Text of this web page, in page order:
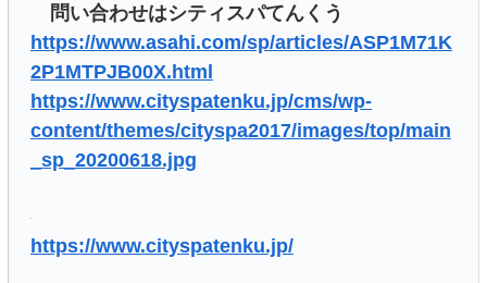
問い合わせはシティスパてんくう
https://www.asahi.com/sp/articles/ASP1M71K
2P1MTPJB00X.html
https://www.cityspatenku.jp/cms/wp-
content/themes/cityspa2017/images/top/main
_sp_20200618.jpg
https://www.cityspatenku.jp/